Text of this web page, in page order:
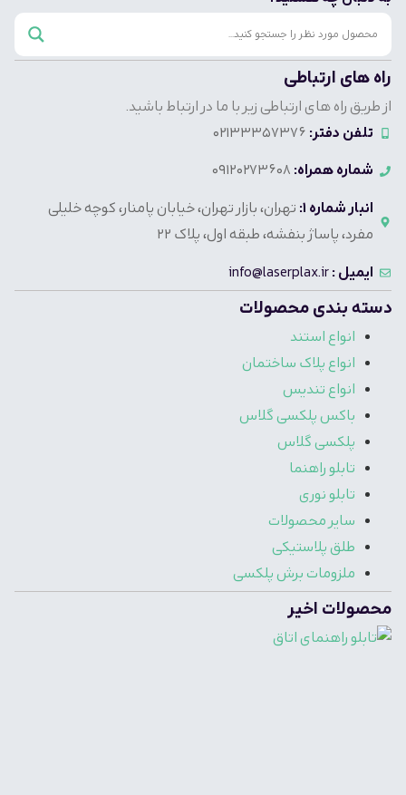
راه های ارتباطی
از طریق راه های ارتباطی زیر با ما در ارتباط باشید.
تلفن دفتر: 02133357376
شماره همراه: 09120273608
انبار شماره 1:
تهران، بازار تهران، خیابان پامنار، کوچه خلیلی
مفرد، پاساژ بنفشه، طبقه اول، پلاک 22
ایمیل :info@laserplax.ir
دسته بندی محصولات
انواع استند
انواع پلاک ساختمان
انواع تندیس
باکس پلکسی گلاس
پلکسی گلاس
تابلو راهنما
تابلو نوری
سایر محصولات
طلق پلاستیکی
ملزومات برش پلکسی
محصولات اخیر